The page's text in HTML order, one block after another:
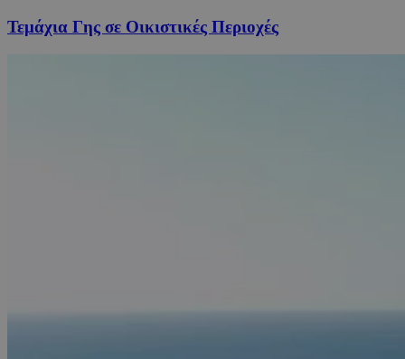
Τεμάχια Γης σε Οικιστικές Περιοχές